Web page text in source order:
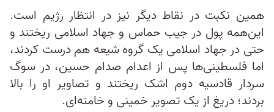
همین نکبت در نقاط دیگر نیز در انتظار رژیم است.
این‌همه پول در جیب حماس و جهاد اسلامی ریختند و
حتی در جهاد اسلامی یک گروه شیعه هم درست کردند،
اما فلسطینی‌ها پس از اعدام صدام حسین، در سوگ
سردار قادسیه دوم اشک ریختند و تصاویر او را بالا
بردند؛ دریغ از یک تصویر خمینی و خامنه‌ای.